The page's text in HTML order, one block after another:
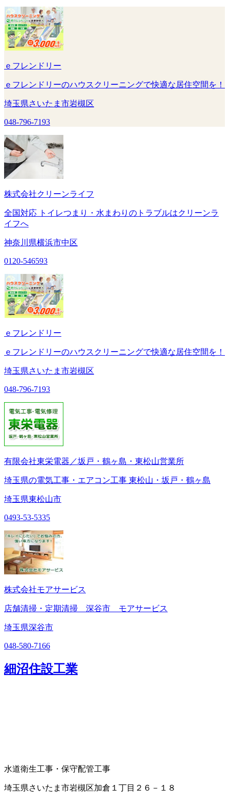
ｅフレンドリー
ｅフレンドリーのハウスクリーニングで快適な居住空間を！
埼玉県さいたま市岩槻区
048-796-7193
株式会社クリーンライフ
全国対応 トイレつまり・水まわりのトラブルはクリーンラ
イフへ
神奈川県横浜市中区
0120-546593
ｅフレンドリー
ｅフレンドリーのハウスクリーニングで快適な居住空間を！
埼玉県さいたま市岩槻区
048-796-7193
有限会社東栄電器／坂戸・鶴ヶ島・東松山営業所
埼玉県の電気工事・エアコン工事 東松山・坂戸・鶴ヶ島
埼玉県東松山市
0493-53-5335
株式会社モアサービス
店舗清掃・定期清掃 深谷市 モアサービス
埼玉県深谷市
048-580-7166
細沼住設工業
水道衛生工事・保守配管工事
埼玉県さいたま市岩槻区加倉１丁目２６－１８